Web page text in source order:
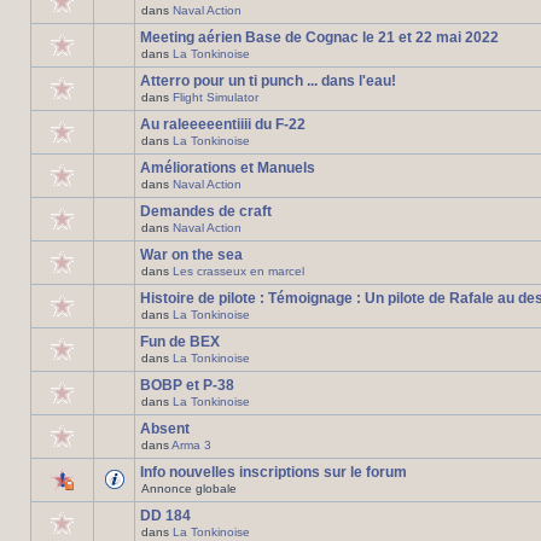
dans Naval Action
Meeting aérien Base de Cognac le 21 et 22 mai 2022
dans La Tonkinoise
Atterro pour un ti punch ... dans l'eau!
dans Flight Simulator
Au raleeeeentiiii du F-22
dans La Tonkinoise
Améliorations et Manuels
dans Naval Action
Demandes de craft
dans Naval Action
War on the sea
dans Les crasseux en marcel
Histoire de pilote : Témoignage : Un pilote de Rafale au
dans La Tonkinoise
Fun de BEX
dans La Tonkinoise
BOBP et P-38
dans La Tonkinoise
Absent
dansArma 3
Info nouvelles inscriptions sur le forum
Annonce globale
DD 184
dans La Tonkinoise